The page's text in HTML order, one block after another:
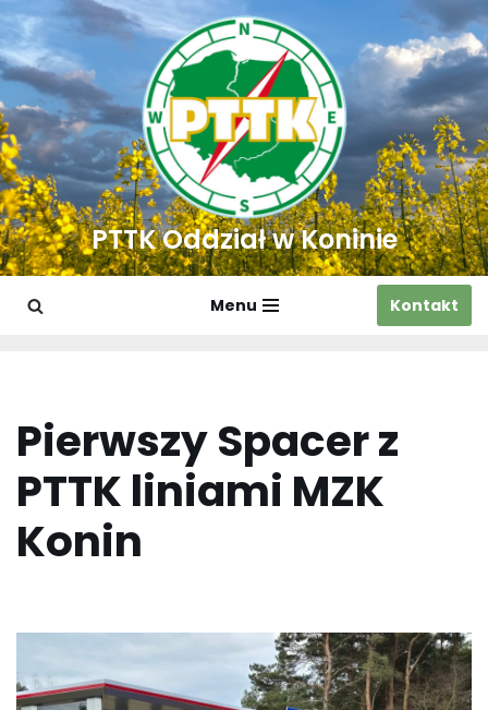
Przejdź
do
treści
PTTK Oddział w Koninie
Menu Kontakt
Pierwszy Spacer z
PTTK liniami MZK
Konin